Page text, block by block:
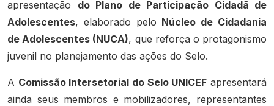
apresentação do Plano de Participação Cidadã de
Adolescentes, elaborado pelo Núcleo de Cidadania
de Adolescentes (NUCA), que reforça o protagonismo
juvenil no planejamento das ações do Selo.
A Comissão Intersetorial do Selo UNICEF apresentará
ainda seus membros e mobilizadores, representantes